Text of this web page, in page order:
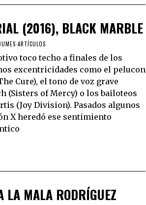
(2016), BLACK MARBLE
·ARTÍCULOS
toco techo a finales de los
excentricidades como el pelucon
Cure), el tono de voz grave
(Sisters of Mercy) o los bailoteos
(Joy Division). Pasados algunos
X heredó ese sentimiento
LA MALA RODRÍGUEZ